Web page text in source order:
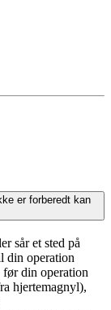
er forberedt kan
sår et sted på
din operation
din operation
hjertemagnyl),